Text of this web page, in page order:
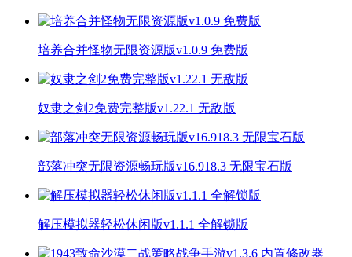
培养合并怪物无限资源版v1.0.9 免费版
奴隶之剑2免费完整版v1.22.1 无敌版
部落冲突无限资源畅玩版v16.918.3 无限宝石版
解压模拟器轻松休闲版v1.1.1 全解锁版